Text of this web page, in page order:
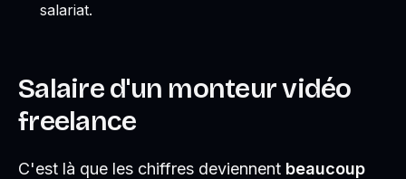
salariat.
Salaire d'un monteur vidéo
freelance
C'est là que les chiffres deviennent beaucoup